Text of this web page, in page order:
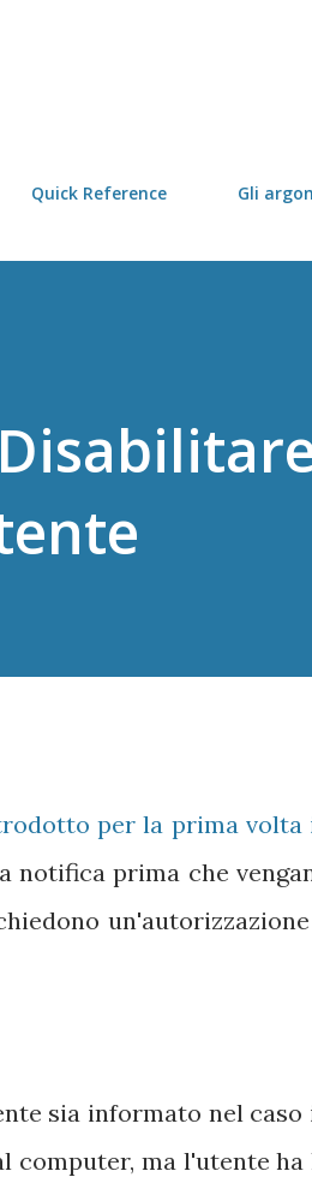
Quick Reference Gli
per la prima volta
notifica prima che
sia informato nel caso
computer, ma l'utente ha